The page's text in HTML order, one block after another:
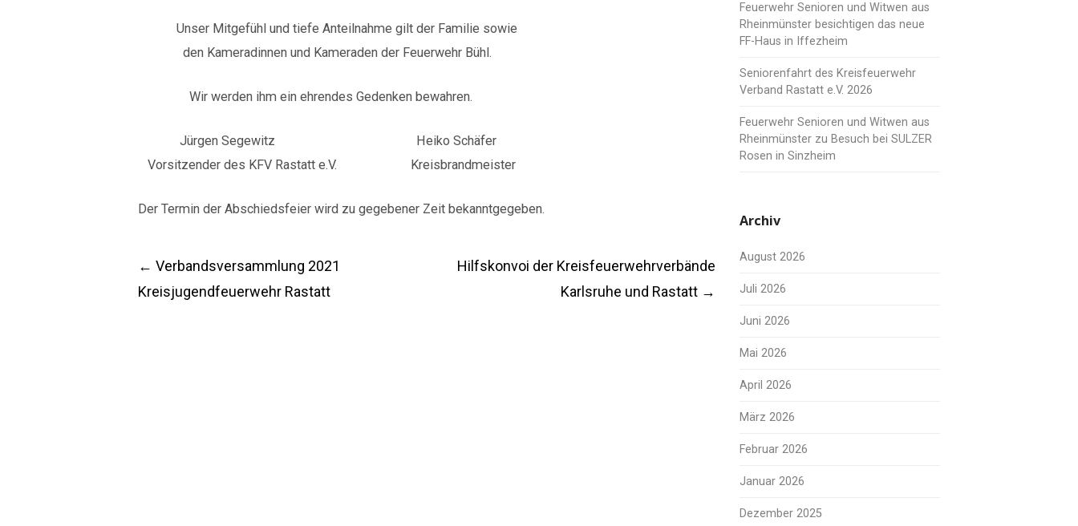
Unser Mitgefühl und tiefe Anteilnahme gilt der Familie sowie
den Kameradinnen und Kameraden der Feuerwehr Bühl.
Wir werden ihm ein ehrendes Gedenken bewahren.
Jürgen Segewitz Heiko Schäfer
Vorsitzender des KFV Rastatt e.V. Kreisbrandmeister
Der Termin der Abschiedsfeier wird zu gegebener Zeit bekanntgegeben.
Post
navigation
← Verbandsversammlung 2021
Kreisjugendfeuerwehr Rastatt
Hilfskonvoi der Kreisfeuerwehrverbände
Karlsruhe und Rastatt →
Feuerwehr Senioren und Witwen aus
Rheinmünster besichtigen das neue
FF-Haus in Iffezheim
Seniorenfahrt des Kreisfeuerwehr
Verband Rastatt e.V. 2026
Feuerwehr Senioren und Witwen aus
Rheinmünster zu Besuch bei SULZER
Rosen in Sinzheim
Archiv
August 2026
Juli 2026
Juni 2026
Mai 2026
April 2026
März 2026
Februar 2026
Januar 2026
Dezember 2025